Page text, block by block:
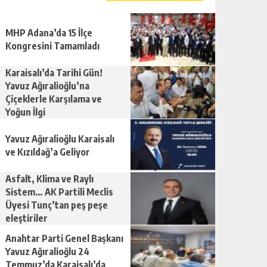
MHP Adana’da 15 İlçe
Kongresini Tamamladı
Karaisalı’da Tarihi Gün!
Yavuz Ağıralioğlu’na
Çiçeklerle Karşılama ve
Yoğun İlgi
Yavuz Ağıralioğlu Karaisalı
ve Kızıldağ’a Geliyor
Asfalt, Klima ve Raylı
Sistem… AK Partili Meclis
Üyesi Tunç’tan peş peşe
eleştiriler
Anahtar Parti Genel Başkanı
Yavuz Ağıralioğlu 24
Temmuz’da Karaisalı’da